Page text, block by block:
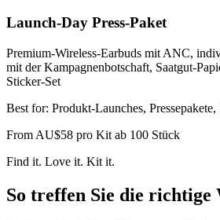
Launch-Day Press-Paket
Premium-Wireless-Earbuds mit ANC,
mit der Kampagnenbotschaft, Saatgut-
Sticker-Set
Best for: Produkt-Launches,
From AU$58 pro Kit ab 100 Stück
Find it. Love it. Kit it.
So treffen Sie die richtige